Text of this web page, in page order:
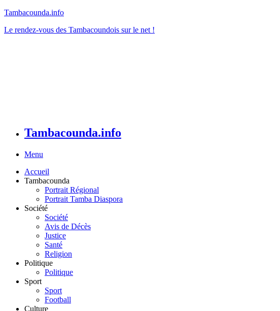
Tambacounda.info
Le rendez-vous des Tambacoundois sur le net !
Tambacounda.info
Menu
Accueil
Tambacounda
Portrait Régional
Portrait Tamba Diaspora
Société
Société
Avis de Décès
Justice
Santé
Religion
Politique
Politique
Sport
Sport
Football
Culture